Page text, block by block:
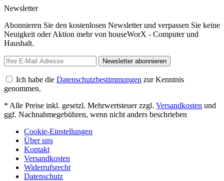
Newsletter
Abonnieren Sie den kostenlosen Newsletter und verpassen Sie keine
Neuigkeit oder Aktion mehr von houseWorX - Computer und
Haushalt.
Newsletter abonnieren
Ich habe die Datenschutzbestimmungen zur Kenntnis
genommen.
* Alle Preise inkl. gesetzl. Mehrwertsteuer zzgl. Versandkosten und
ggf. Nachnahmegebühren, wenn nicht anders beschrieben
Cookie-Einstellungen
Über uns
Kontakt
Versandkosten
Widerrufsrecht
Datenschutz